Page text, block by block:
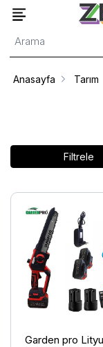
Anasayfa Tarım
Filtrele
Garden pro